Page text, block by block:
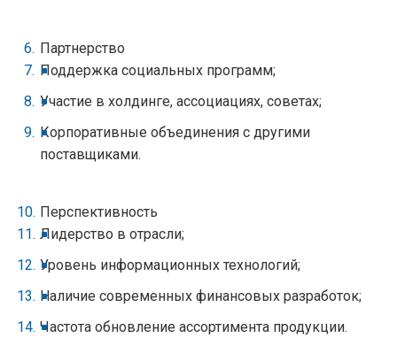
Партнерство
Поддержка социальных программ;
Участие в холдинге, ассоциациях, советах;
Корпоративные объединения с другими
поставщиками.
Перспективность
Лидерство в отрасли;
Уровень информационных технологий;
Наличие современных финансовых разработок;
Частота обновление ассортимента продукции.